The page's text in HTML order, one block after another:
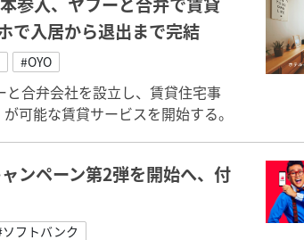
で入居から退出まで完結
#OYO
合弁会社を設立し、賃貸住宅事
可能な賃貸サービスを開始する。
ンペーン第2弾を開始へ、付
フトバンク